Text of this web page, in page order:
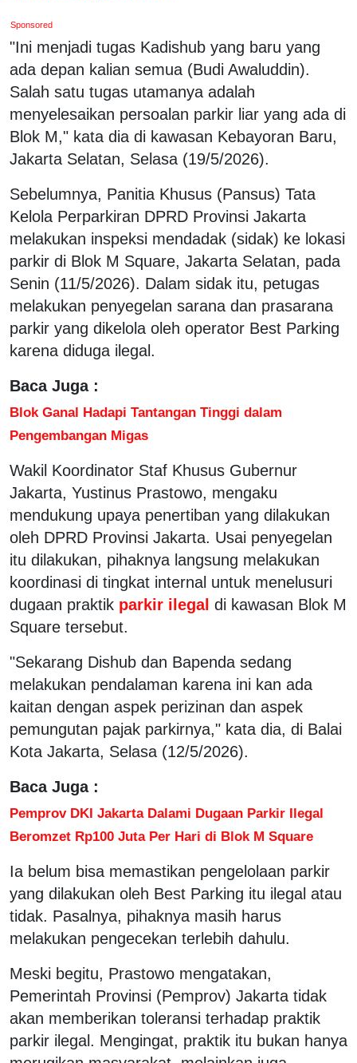
Sponsored
"Ini menjadi tugas Kadishub yang baru yang
ada depan kalian semua (Budi Awaluddin).
Salah satu tugas utamanya adalah
menyelesaikan persoalan parkir liar yang ada di
Blok M," kata dia di kawasan Kebayoran Baru,
Jakarta Selatan, Selasa (19/5/2026).
Sebelumnya, Panitia Khusus (Pansus) Tata
Kelola Perparkiran DPRD Provinsi Jakarta
melakukan inspeksi mendadak (sidak) ke lokasi
parkir di Blok M Square, Jakarta Selatan, pada
Senin (11/5/2026). Dalam sidak itu, petugas
melakukan penyegelan sarana dan prasarana
parkir yang dikelola oleh operator Best Parking
karena diduga ilegal.
Baca Juga :
Blok Ganal Hadapi Tantangan Tinggi dalam
Pengembangan Migas
Wakil Koordinator Staf Khusus Gubernur
Jakarta, Yustinus Prastowo, mengaku
mendukung upaya penertiban yang dilakukan
oleh DPRD Provinsi Jakarta. Usai penyegelan
itu dilakukan, pihaknya langsung melakukan
koordinasi di tingkat internal untuk menelusuri
dugaan praktik parkir ilegal di kawasan Blok M
Square tersebut.
"Sekarang Dishub dan Bapenda sedang
melakukan pendalaman karena ini kan ada
kaitan dengan aspek perizinan dan aspek
pemungutan pajak parkirnya," kata dia, di Balai
Kota Jakarta, Selasa (12/5/2026).
Baca Juga :
Pemprov DKI Jakarta Dalami Dugaan Parkir Ilegal
Beromzet Rp100 Juta Per Hari di Blok M Square
Ia belum bisa memastikan pengelolaan parkir
yang dilakukan oleh Best Parking itu ilegal atau
tidak. Pasalnya, pihaknya masih harus
melakukan pengecekan terlebih dahulu.
Meski begitu, Prastowo mengatakan,
Pemerintah Provinsi (Pemprov) Jakarta tidak
akan memberikan toleransi terhadap praktik
parkir ilegal. Mengingat, praktik itu bukan hanya